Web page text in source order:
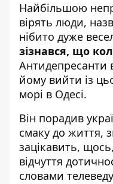
Найбільшою
вірять люди,
нібито дуже
зізнався, що
Антидепресанти
йому вийти із
морі в Одесі.
Він порадив
смаку до життя,
зацікавить,
відчуття
словами